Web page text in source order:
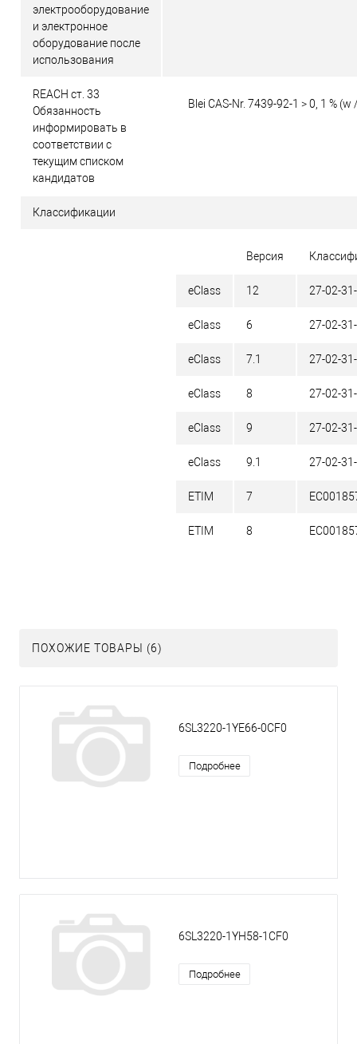
электрооборудование
и электронное
оборудование после
использования
REACH ст. 33
Обязанность
информировать в
соответствии с
текущим списком
кандидатов
Blei CAS-Nr. 7439-92-1 > 0, 1 % (w
Классификации
Версия
eClass 12 27-02-
eClass 6 27-02-
eClass 7.1 27-02-
eClass 8 27-02-
eClass 9 27-02-
eClass 9.1 27-02-
ETIM 7
ETIM 8
ПОХОЖИЕ ТОВАРЫ (6)
6SL3220-1YE66-0CF0
Подробнее
6SL3220-1YH58-1CF0
Подробнее